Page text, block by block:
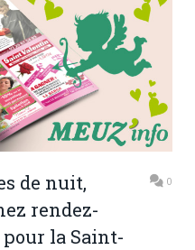
de nuit,
rendez-
la Saint-
0